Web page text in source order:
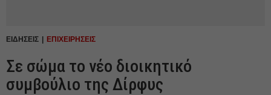
ΕΙΔΗΣΕΙΣ ΕΠΙΧΕΙΡΗΣΕΙΣ
Σε σώμα το νέο διοικητικό
συμβούλιο της Δίρφυς